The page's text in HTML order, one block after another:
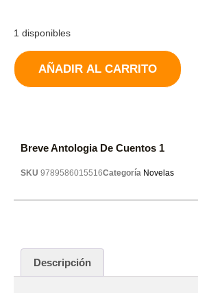
1 disponibles
AÑADIR AL CARRITO
Breve Antologia De Cuentos 1
SKU 9789586015516Categoría Novelas
Descripción